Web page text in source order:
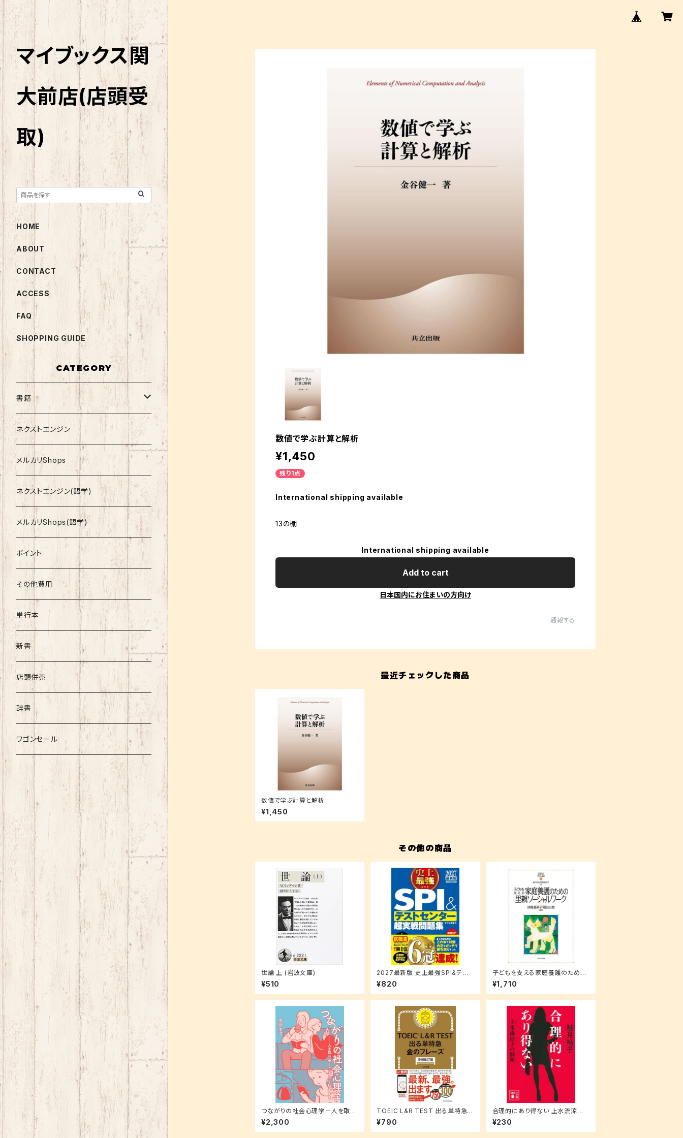
数値で学ぶ計算と解析
¥1,450
残り1点
International shipping available
13の棚
International shipping available
Add to cart
日本国内にお住まいの方向け
通報する
最近チェックした商品
数値で学ぶ計算と解析
¥1,450
その他の商品
世論 上 (岩波文庫)
¥510
2027最新版 史上最強SPI&テスト
センター超実戦問題集
¥820
子どもを支える家庭養護のための
里親ソーシャルワーク
¥1,710
つながりの社会心理学－人を取り
巻く「空気」を科学する
¥2,300
TOEIC L&R TEST 出る単特急
金のフレーズ(増補改訂版)
¥790
合理的にあり得ない 上水流涼子
の解明 (講談社文庫 ゆ 9-1)
¥230
マイブックス関
大前店(店頭受
取)
HOME
ABOUT
CONTACT
ACCESS
FAQ
SHOPPING GUIDE
CATEGORY
書籍
関西大学テキスト
就活
資格
コミック
文庫
その他書籍
書籍以外
ネクストエンジン
メルカリShops
ネクストエンジン(語学)
メルカリShops(語学)
ポイント
その他費用
単行本
新書
店頭併売
辞書
ワゴンセール